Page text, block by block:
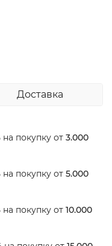
Доставка
на покупку от 3.000
на покупку от 5.000
на покупку от 10.000